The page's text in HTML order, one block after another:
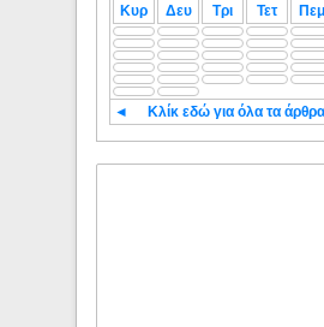
Κυρ Δευ Τρι Τετ Πεμ
◄ Κλίκ εδώ για όλα τα